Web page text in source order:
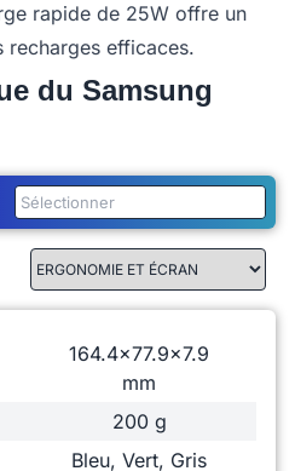
rapide de 25W offre un
efficaces.
du Samsung
164.4x77.9x7.9
mm
200 g
Bleu, Vert, Gris